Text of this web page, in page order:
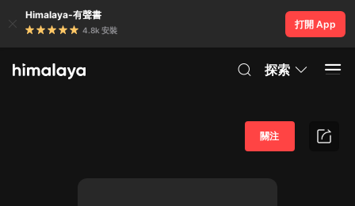
Himalaya-有聲書
4.8k 安裝
打開 App
探索
關注